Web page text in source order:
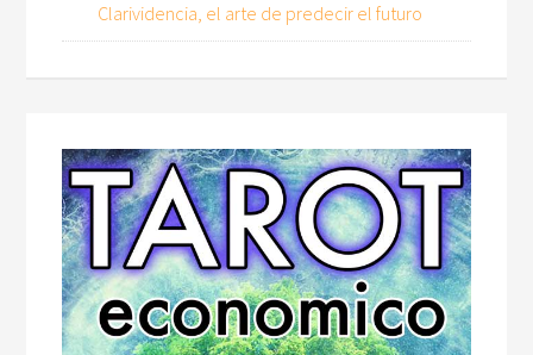
Clarividencia, el arte de predecir el futuro